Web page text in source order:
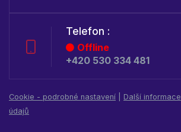
Telefon :
Offline
+420 530 334 481
Cookie - podrobné nastavení Další informace
údajů